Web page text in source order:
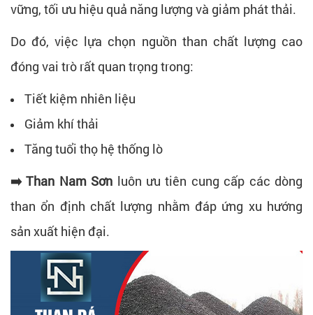
vững, tối ưu hiệu quả năng lượng và giảm phát thải.
Do đó, việc lựa chọn nguồn than chất lượng cao
đóng vai trò rất quan trọng trong:
Tiết kiệm nhiên liệu
Giảm khí thải
Tăng tuổi thọ hệ thống lò
➡️ Than Nam Sơn luôn ưu tiên cung cấp các dòng
than ổn định chất lượng nhằm đáp ứng xu hướng
sản xuất hiện đại.